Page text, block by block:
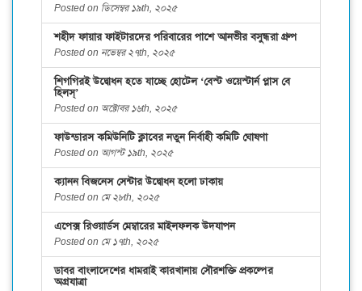
Posted on ডিসেম্বর ১৯th, ২০২৫
শহীদ ফায়ার ফাইটারদের পরিবারের পাশে আনভীর বসুন্ধরা গ্রুপ
Posted on নভেম্বর ২৭th, ২০২৫
শিগগিরই উদ্বোধন হতে যাচ্ছে হোটেল ‘বেস্ট ওয়েস্টার্ন প্লাস বে
হিলস্’
Posted on অক্টোবর ১৬th, ২০২৫
ফাউন্ডারস কমিউনিটি ক্লাবের নতুন নির্বাহী কমিটি ঘোষণা
Posted on আগস্ট ১৯th, ২০২৫
ক্যানন বিজনেস সেন্টার উদ্বোধন হলো ঢাকায়
Posted on মে ২৮th, ২০২৫
এপেক্স রিওয়ার্ডস মেম্বারের মাইলফলক উদযাপন
Posted on মে ১৭th, ২০২৫
ডাবর বাংলাদেশের ধামরাই কারখানায় সৌরশক্তি প্রকল্পের
অগ্রযাত্রা